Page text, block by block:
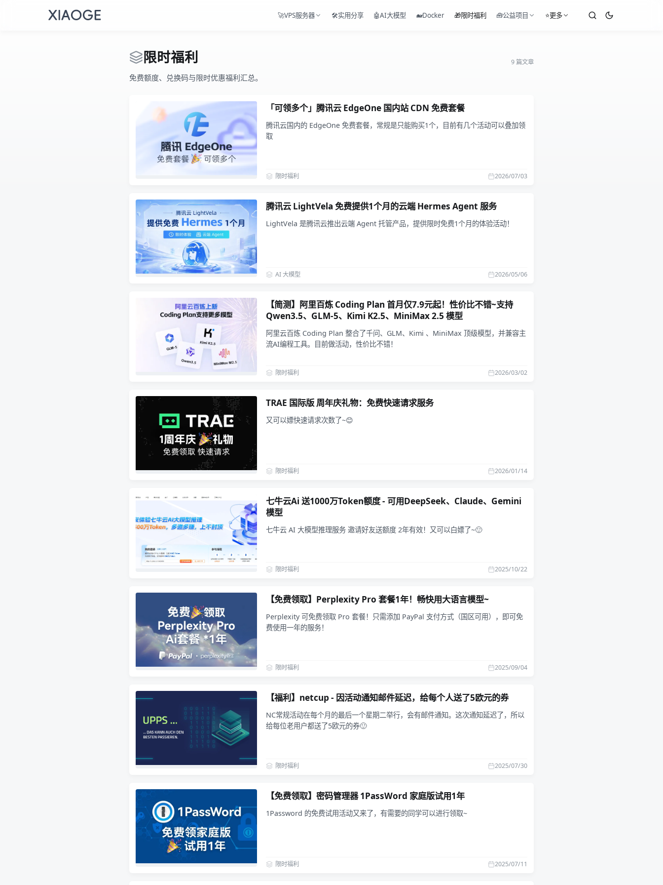
🚀VPS服务器 🛠️实用分享 🤖AI大模型 🐋Docker 🎁限时福利 🧰公益项目 ⭐更多
限时福利 9 篇文章
免费额度、兑换码与限时优惠福利汇总。
「可领多个」腾讯云 EdgeOne 国内站 CDN 免费套餐
腾讯云国内的 EdgeOne 免费套餐，常规是只能购买1个，目前有几个活动可以叠加领
取
2026/07/03
限时福利
腾讯云 LightVela 免费提供1个月的云端 Hermes Agent 服务
LightVela 是腾讯云推出云端 Agent 托管产品，提供限时免费1个月的体验活动！
2026/05/06
AI 大模型
【简测】阿里百炼 Coding Plan 首月仅7.9元起！性价比不错~支持
Qwen3.5、GLM-5、Kimi K2.5、MiniMax 2.5 模型
阿里云百炼 Coding Plan 整合了千问、GLM、Kimi 、MiniMax 顶级模型，并兼容主
流AI编程工具。目前做活动，性价比不错！
2026/03/02
限时福利
TRAE 国际版 周年庆礼物：免费快速请求服务
又可以嫖快速请求次数了~😊
2026/01/14
限时福利
七牛云Ai 送1000万Token额度 - 可用DeepSeek、Claude、Gemini
模型
七牛云 AI 大模型推理服务 邀请好友送额度 2年有效！又可以白嫖了~🙂
2025/10/22
限时福利
【免费领取】Perplexity Pro 套餐1年！畅快用大语言模型~
Perplexity 可免费领取 Pro 套餐！只需添加 PayPal 支付方式（国区可用），即可免
费使用一年的服务！
2025/09/04
限时福利
【福利】netcup - 因活动通知邮件延迟，给每个人送了5欧元的券
NC常规活动在每个月的最后一个星期二举行，会有邮件通知。这次通知延迟了，所以
给每位老用户都送了5欧元的券🙂
2025/07/30
限时福利
【免费领取】密码管理器 1PassWord 家庭版试用1年
1Password 的免费试用活动又来了，有需要的同学可以进行领取~
2025/07/11
限时福利